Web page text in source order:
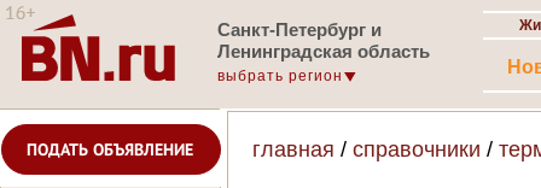
Санкт-Петербург и
Ленинградская область
выбрать регион
ПОДАТЬ ОБЪЯВЛЕНИЕ главная / справочники /